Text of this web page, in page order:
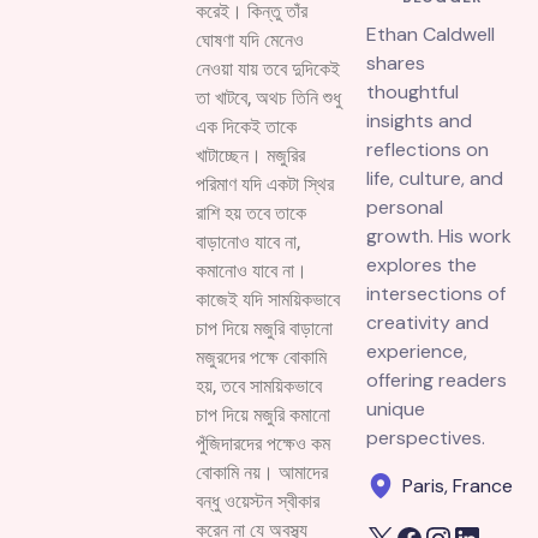
করেই। কিন্তু তাঁর
ঘোষণা যদি মেনেও
নেওয়া যায় তবে দুদিকেই
তা খাটবে, অথচ তিনি শুধু
এক দিকেই তাকে
খাটাচ্ছেন। মজুরির
পরিমাণ যদি একটা স্থির
রাশি হয় তবে তাকে
বাড়ানোও যাবে না,
কমানোও যাবে না।
কাজেই যদি সাময়িকভাবে
চাপ দিয়ে মজুরি বাড়ানো
মজুরদের পক্ষে বোকামি
হয়, তবে সাময়িকভাবে
চাপ দিয়ে মজুরি কমানো
পুঁজিদারদের পক্ষেও কম
বোকামি নয়। আমাদের
বন্ধু ওয়েস্টন স্বীকার
করেন না যে অবস্থ্য
Ethan Caldwell
shares
thoughtful
insights and
reflections on
life, culture, and
personal
growth. His work
explores the
intersections of
creativity and
experience,
offering readers
unique
perspectives.
Paris, France